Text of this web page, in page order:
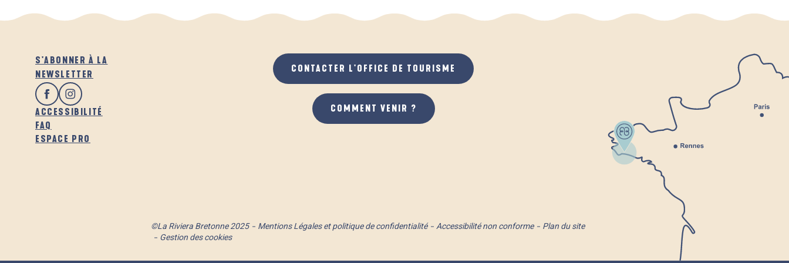
S'ABONNER À LA
NEWSLETTER
ACCESSIBILITÉ
FAQ
ESPACE PRO
CONTACTER L'OFFICE DE TOURISME
COMMENT VENIR ?
©La Riviera Bretonne 2025 Mentions Légales et politique de confidentialité Accessibilité non conforme
Plan du site
Gestion des cookies